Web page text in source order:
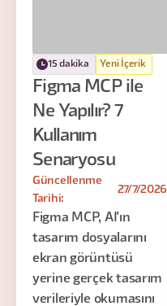
15 dakika Yeni İçerik
Figma MCP ile
Ne Yapılır? 7
Kullanım
Senaryosu
Güncellenme
Tarihi:
27/7/2026
Figma MCP, AI'ın
tasarım dosyalarını
ekran görüntüsü
yerine gerçek tasarım
verileriyle okumasını